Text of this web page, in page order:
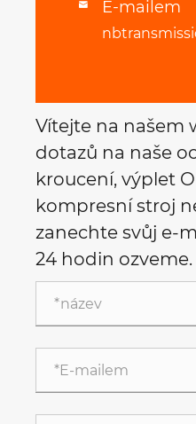
 E-mailem
Vítejte na našem
dotazů na naše
kroucení, výplet
kompresní stroj
zanechte svůj e-
24 hodin ozveme.